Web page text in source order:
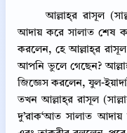
আল্লাহ্‌র রাসূল
আদায় করে সালাত শেষ
করলেন, হে আল্লাহ্‌র
আপনি ভুলে গেছেন?
জিজ্ঞেস করলেন, যুল-
তখন আল্লাহ্‌র রাসূল
দু’রাক‘আত সালাত